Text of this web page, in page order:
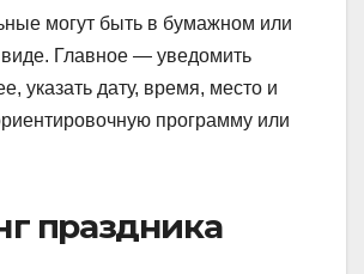
могут быть в бумажном или
Главное — уведомить
указать дату, время, место и
программу или
праздника